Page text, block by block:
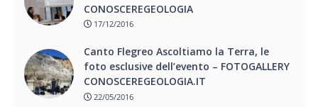
CONOSCEREGEOLOGIA
17/12/2016
Canto Flegreo Ascoltiamo la Terra, le
foto esclusive dell’evento – FOTOGALLERY
CONOSCEREGEOLOGIA.IT
22/05/2016